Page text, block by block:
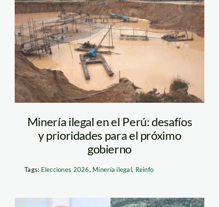
Minería ilegal.
Foto_Thomas
Muller_SPDA
Minería ilegal en el Perú: desafíos
y prioridades para el próximo
gobierno
Tags: Elecciones 2026, Minería ilegal, Reinfo